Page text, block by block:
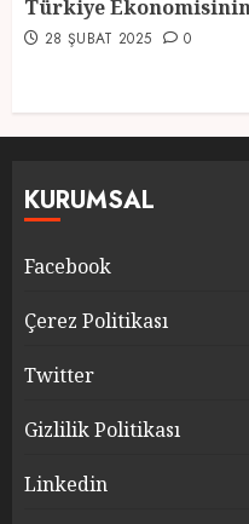
Türkiye
28 ŞUBAT 2025 0
KURUMSAL
Facebook
Çerez Politikası
Twitter
Gizlilik Politikası
Linkedin